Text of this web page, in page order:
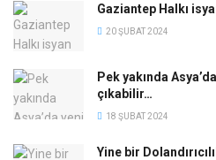
Gaziantep Halkı
20 ŞUBAT 2024
Pek yakında
çıkabilir…
18 ŞUBAT 2024
Yine bir